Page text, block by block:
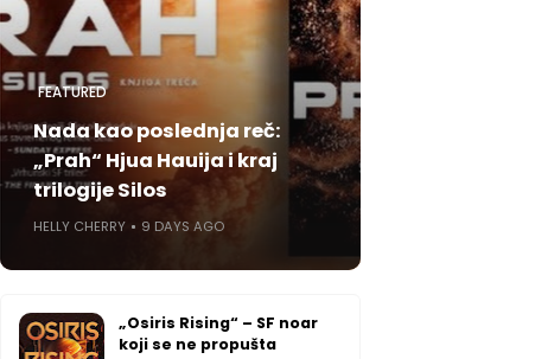
FEATURED
Nada kao poslednja reč:
„Prah“ Hjua Hauija i kraj
trilogije Silos
HELLY CHERRY 9 DAYS AGO
„Osiris Rising“ – SF noar
koji se ne propušta